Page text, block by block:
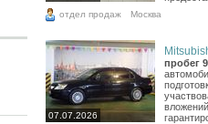
отдел продаж Москва
07.07.2026
пробег